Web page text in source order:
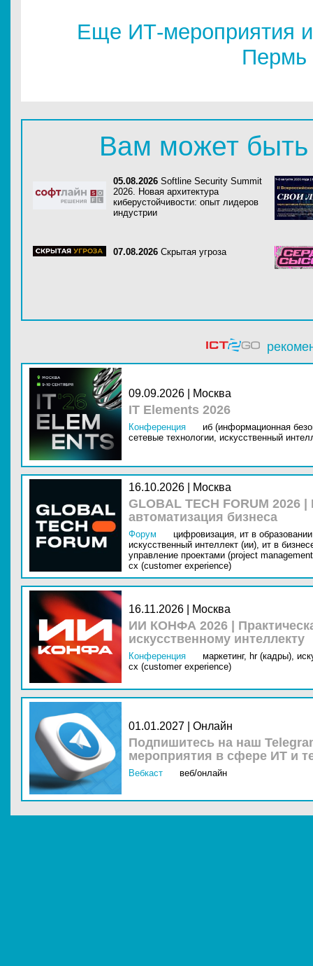
Еще ИТ-мероприятия
Пермь
Вам может быть
05.08.2026 Softline Security Summit
2026. Новая архитектура
киберустойчивости: опыт лидеров
индустрии
07.08.2026 Скрытая угроза
09.09.2026 | Москва
IT Elements 2026
Конференция
иб (информационная
сетевые технологии, искусственный
16.10.2026 | Москва
GLOBAL TECH FORUM
автоматизация бизнеса
Форум цифровизация, ит в
искусственный интеллект (ии), ит в
управление проектами (project
cx (customer experience)
16.11.2026 | Москва
ИИ КОНФА 2026 |
искусственному интеллекту
Конференция маркетинг, hr (кадры),
cx (customer experience)
01.01.2027 | Онлайн
Подпишитесь на наш
мероприятия в сфере ИТ и
Вебкаст веб/онлайн